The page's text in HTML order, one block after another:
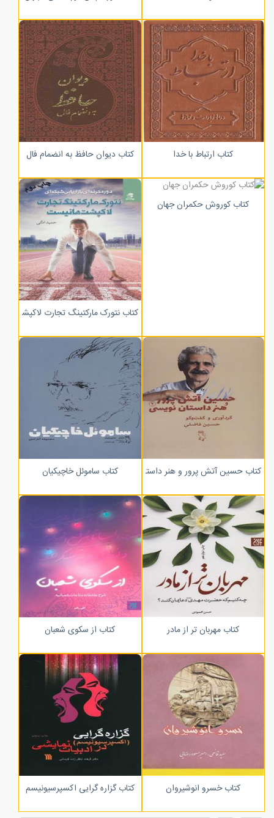
کتاب ارتباط با خدا کتاب دیوان حافظ به انضمام فال
کتاب کوروش حکمران جهان
کتاب نتورک مارکتینگ تجارت لاکپشت
کتاب حسین آتش پرور و هنر داستان نویسیکتاب ساموئل خاچیکیان
کتاب مهربان تر از مادر کتاب از سکوی شعبان
کتاب خسرو انوشیروان کتاب گزاره گرایی اکسپرسیونیسم